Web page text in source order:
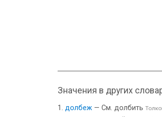
Значения в других
долбеж — См. долбить